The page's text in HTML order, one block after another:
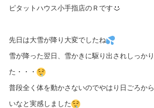
ピタットハウス小手指店のＲです
先日は大雪が降り大変でしたね
雪が降った翌日、雪かきに駆り出されしっか
た・・・
普段全く体を動かさないのでやはり日ごろか
いなと実感しました